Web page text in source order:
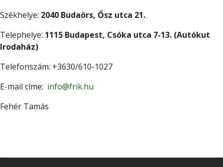
Székhelye: 2040 Budaörs, Ősz utca 21.
Telephelye: 1115 Budapest, Csóka utca 7-13. (Autókut
Irodaház)
Telefonszám: +3630/610-1027
E-mail címe: info@frik.hu
Fehér Tamás